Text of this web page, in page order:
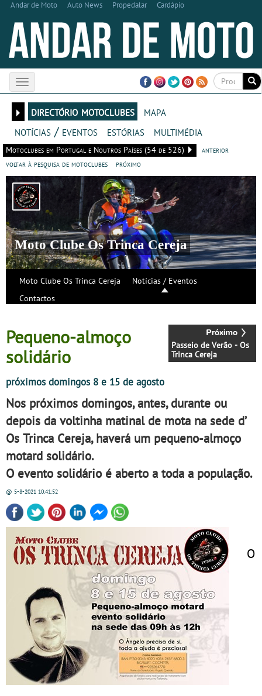
Andar de Moto Auto News Propedalar Cardápio
Toggle
navigation
directório motoclubes
mapa
notícias / eventos
estórias multimédia
Motoclubes em Portugal e Noutros Países (54 de 526)
anterior
voltar à pesquisa de motoclubes
próximo
Moto Clube Os Trinca Cereja
Moto Clube Os Trinca Cereja
Notícias / Eventos
Contactos
Passeio de Verão - Os
Trinca Cereja
Pequeno-almoço
solidário
próximos domingos 8 e 15 de agosto
Nos próximos domingos, antes, durante ou
depois da voltinha matinal de mota na sede d’
Os Trinca Cereja, haverá um pequeno-almoço
motard solidário.
O evento solidário é aberto a toda a população.
@ 5-8-2021 10:41:52
O